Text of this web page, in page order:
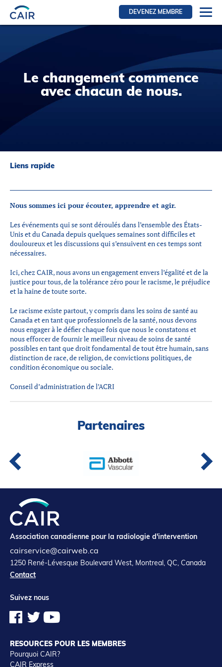
DEVENEZ MEMBRE
Se connecter
Ressources pour les membres
Ressources pour les patients
Contact
À Propos
Partenaires
Introduction à la RI
COVID-19
Carrières en RI
English
Le changement commence
avec chacun de nous.
Liens rapide
Nous sommes ici pour écouter, apprendre et agir.
Les événements qui se sont déroulés dans l’ensemble des États-
Unis et du Canada depuis quelques semaines sont difficiles et
douloureux et les discussions qui s’ensuivent en ces temps sont
nécessaires.
Ici, chez CAIR, nous avons un engagement envers l’égalité et de la
justice pour tous, de la tolérance zéro pour le racisme, le préjudice
et la haine de toute sorte.
Le racisme existe partout, y compris dans les soins de santé au
Canada et en tant que professionnels de la santé, nous devons
nous engager à le défier chaque fois que nous le constatons et
nous efforcer de fournir le meilleur niveau de soins de santé
possibles en tant que droit fondamental de tout être humain, sans
distinction de race, de religion, de convictions politiques, de
condition économique ou sociale.
Conseil d’administration de l’ACRI
Partenaires
Association canadienne pour la radiologie d'intervention
cairservice@cairweb.ca
1250 René-Lévesque Boulevard West, Montreal, QC, Canada
Contact
Suivez nous
RESOURCES POUR LES MEMBRES
Pourquoi CAIR?
CAIR Express